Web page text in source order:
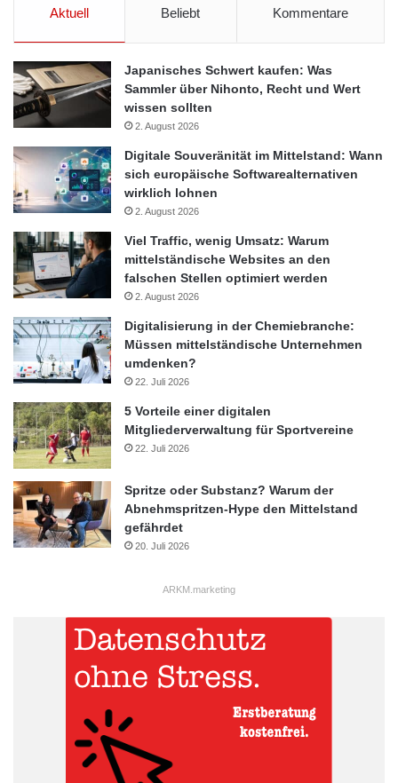
Aktuell Beliebt Kommentare
Japanisches Schwert kaufen: Was
Sammler über Nihonto, Recht und Wert
wissen sollten
2. August 2026
Digitale Souveränität im Mittelstand: Wann
sich europäische Softwarealternativen
wirklich lohnen
2. August 2026
Viel Traffic, wenig Umsatz: Warum
mittelständische Websites an den
falschen Stellen optimiert werden
2. August 2026
Digitalisierung in der Chemiebranche:
Müssen mittelständische Unternehmen
umdenken?
22. Juli 2026
5 Vorteile einer digitalen
Mitgliederverwaltung für Sportvereine
22. Juli 2026
Spritze oder Substanz? Warum der
Abnehmspritzen-Hype den Mittelstand
gefährdet
20. Juli 2026
ARKM.marketing